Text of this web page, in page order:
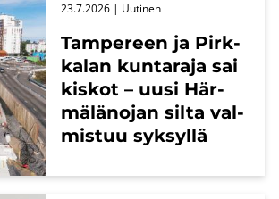
Tam­pe­reen ja Pirk­
ka­lan kun­ta­ra­ja sai
kis­kot – uusi Här­
mä­lä­no­jan silta val­
mis­tuu syk­syl­lä
23.7.2026 | Uu­ti­nen